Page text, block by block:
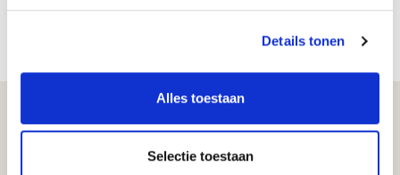
Details tonen
Alles toestaan
Selectie toestaan
2800 Mechelen
Volg ons op